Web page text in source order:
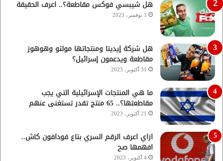
هل شيبسي فوكس مقاطعة؟.. اعرف الحقيقة
1 نوفمبر، 2023
هل شركة إيديتا ومنتجاتها مولتو وهوهوز
مقاطعة ويدعمون إسرائيل؟
31 أكتوبر، 2023
ما هي المنتجات الإسرائيلية التي يجب
مقاطعتها؟.. 65 منتج تقدر تستغنى عنهم
21 أكتوبر، 2023
ازاي اعرف الرقم السري بتاع فودافون كاش..
افهمها صح
4 أكتوبر، 2023